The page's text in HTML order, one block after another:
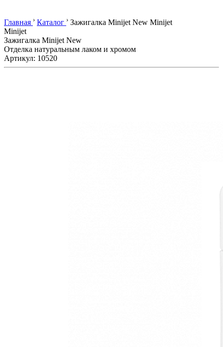
Главная › Каталог › Зажигалка Minijet New Minijet
Minijet
Зажигалка Minijet New
Отделка натуральным лаком и хромом
Артикул: 10520